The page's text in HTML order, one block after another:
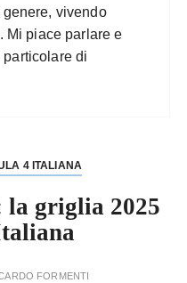
vivendo
Mi piace parlare e
di
4 ITALIANA
griglia 2025
FORMENTI